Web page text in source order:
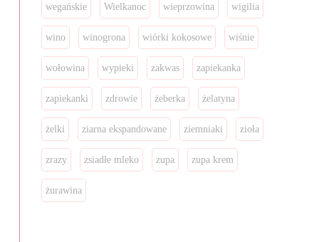
wegańskie Wielkanoc wieprzowina wigilia
wino winogrona wiórki kokosowe wiśnie
wołowina wypieki zakwas zapiekanka
zapiekanki zdrowie żeberka żelatyna
żelki ziarna ekspandowane ziemniaki zioła
zrazy zsiadłe mleko zupa zupa krem
żurawina